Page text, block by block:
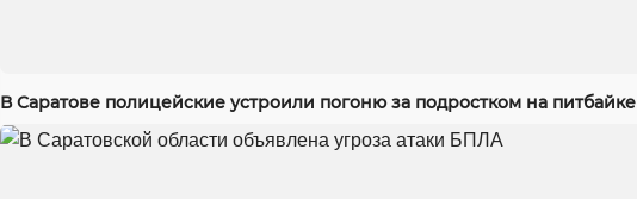
В Саратове полицейские устроили погоню за подростком на питбайке